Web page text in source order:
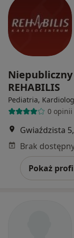
REHABILIS
Pediatria,
0 opinii
Gwiaździsta
Pokaż